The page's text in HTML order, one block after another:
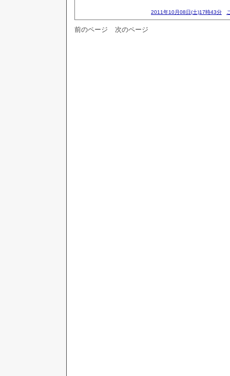
2011年10月08日(土)17時43分
前のページ 次のページ